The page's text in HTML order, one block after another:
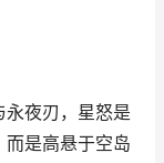
夜刃，星怒是
是高悬于空岛